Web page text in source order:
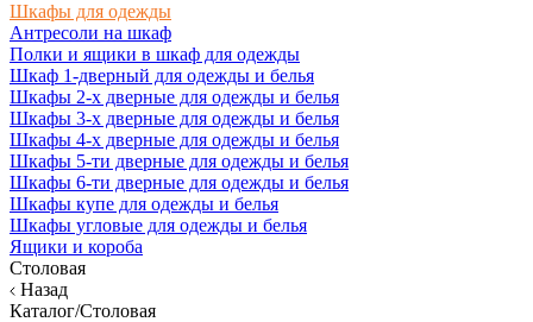
Шкафы для одежды
Антресоли на шкаф
Полки и ящики в шкаф для одежды
Шкаф 1-дверный для одежды и белья
Шкафы 2-х дверные для одежды и белья
Шкафы 3-х дверные для одежды и белья
Шкафы 4-х дверные для одежды и белья
Шкафы 5-ти дверные для одежды и белья
Шкафы 6-ти дверные для одежды и белья
Шкафы купе для одежды и белья
Шкафы угловые для одежды и белья
Ящики и короба
Столовая
Назад
Каталог/Столовая